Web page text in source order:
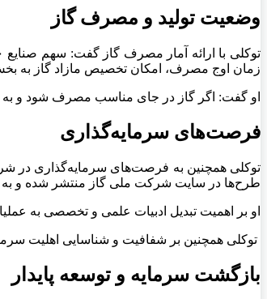
وضعیت تولید و مصرف گاز
زمان اوج مصرف، امکان تخصیص مازاد گاز به
او گفت: اگر گاز در جای مناسب مصرف شود و به
فرصت‌های سرمایه‌گذاری
طرح‌ها در سایت شرکت ملی گاز منتشر شده و
او بر اهمیت تبدیل ادبیات علمی و تخصصی به
توکلی همچنین بر شفافیت و شناسایی اهلیت
بازگشت سرمایه و توسعه پایدار